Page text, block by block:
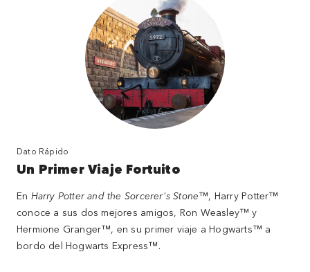
Dato Rápido
Un Primer Viaje Fortuito
En Harry Potter and the Sorcerer's Stone™, Harry Potter™
conoce a sus dos mejores amigos, Ron Weasley™ y
Hermione Granger™, en su primer viaje a Hogwarts™ a
bordo del Hogwarts Express™.